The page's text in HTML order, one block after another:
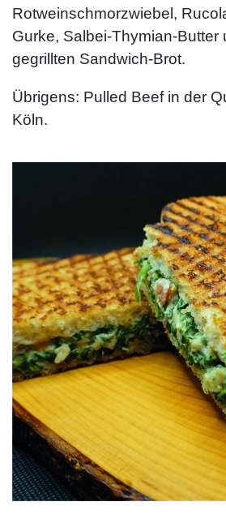
Rotweinschmorzwiebel,
Gurke, Salbei-Thymian-Butter
gegrillten Sandwich-Brot.
Übrigens: Pulled Beef in der
Köln.